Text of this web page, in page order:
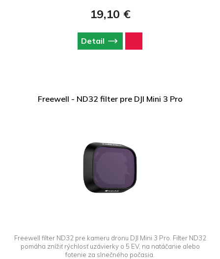
19,10 €
Detail
Freewell - ND32 filter pre DJI Mini 3 Pro
Freewell filter ND32 pre kameru dronu DJI Mini 3 Pro. Filter ND32
pomáha znížiť rýchlosť uzávierky o 5 EV, na natáčanie alebo
fotenie za slnečného počasia.